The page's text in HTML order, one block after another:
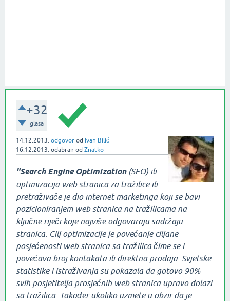
+32
glasa
14.12.2013. odgovor od Ivan Bilić
16.12.2013. odabran od Znatko
"Search Engine Optimization(SEO) ili
optimizacija web stranica za tražilice ili
pretraživače je dio internet marketinga koji se bavi
pozicioniranjem web stranica na tražilicama na
ključne riječi koje najviše odgovaraju sadržaju
stranica. Cilj optimizacije je povećanje ciljane
posjećenosti web stranica sa tražilica čime se i
povećava broj kontakata ili direktna prodaja. Svjetske
statistike i istraživanja su pokazala da gotovo 90%
svih posjetitelja prosjećnih web stranica upravo dolazi
sa tražilica. Također ukoliko uzmete u obzir da je